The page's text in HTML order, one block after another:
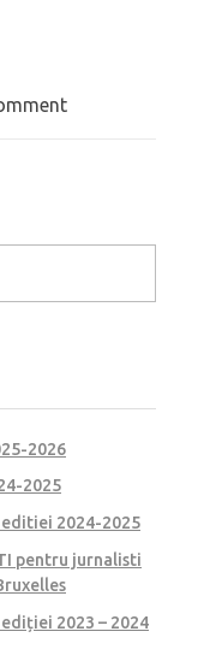
2026
2025
2024-2025
pentru jurnalisti
2023 – 2024